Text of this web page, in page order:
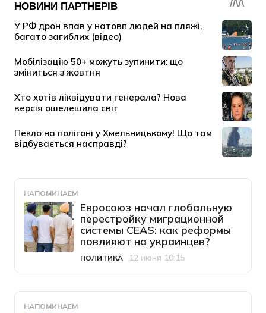
НАПОМИНАЕМ
Евросоюз начал глобальную
перестройку миграционной
системы CEAS: как реформы
повлияют на украинцев?
Категория
ПОЛИТИКА
Дата публикации
12 июня 10:15
НАПОМИНАЕМ